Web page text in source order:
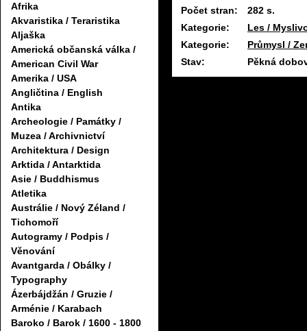
Afrika
Akvaristika / Teraristika
Aljaška
Americká občanská válka /
American Civil War
Amerika / USA
Angličtina / English
Antika
Archeologie / Památky /
Muzea / Archivnictví
Architektura / Design
Arktida / Antarktida
Asie / Buddhismus
Atletika
Austrálie / Nový Zéland /
Tichomoří
Autogramy / Podpis /
Věnování
Avantgarda / Obálky /
Typography
Ázerbájdžán / Gruzie /
Arménie / Karabach
Baroko / Barok / 1600 - 1800
Počet stran:
282 s.
Kategorie:
Les /
Kategorie:
Průmysl /
Stav:
Pěkná